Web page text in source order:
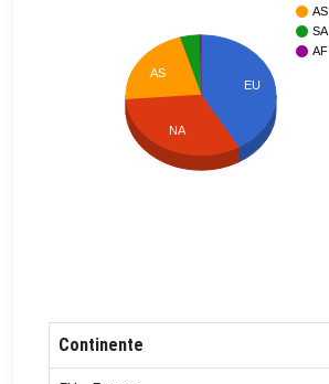
AS
SA
AF
EU
AS
NA
Continente